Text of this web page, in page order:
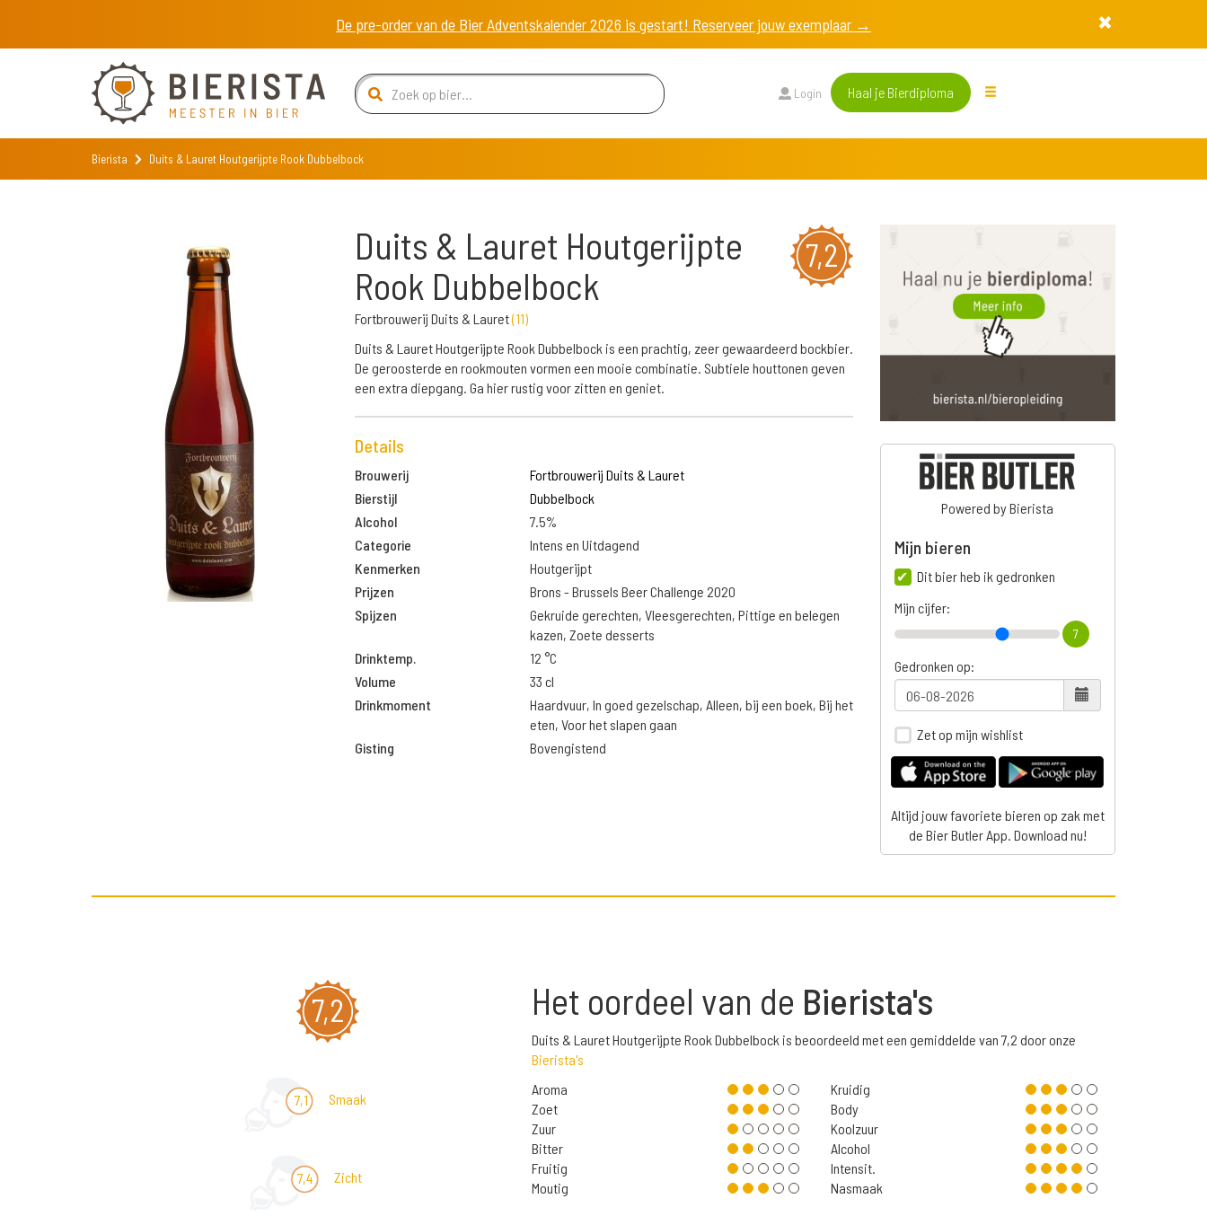
De pre-order van de Bier Adventskalender 2026 is gestart! Reserveer jouw exemplaar →
Login Haal je Bierdiploma
Bierista Duits & Lauret Houtgerijpte Rook Dubbelbock
7,2
Duits & Lauret Houtgerijpte
Rook Dubbelbock
Fortbrouwerij Duits & Lauret(11)
Duits & Lauret Houtgerijpte Rook Dubbelbock is een prachtig, zeer gewaardeerd bockbier.
De geroosterde en rookmouten vormen een mooie combinatie. Subtiele houttonen geven
een extra diepgang. Ga hier rustig voor zitten en geniet.
Details
Brouwerij
Fortbrouwerij Duits & Lauret
Bierstijl
Dubbelbock
Alcohol
7.5%
Categorie
Intens en Uitdagend
Kenmerken
Houtgerijpt
Prijzen
Brons - Brussels Beer Challenge 2020
Spijzen
Gekruide gerechten, Vleesgerechten, Pittige en belegen
kazen, Zoete desserts
Drinktemp.
12 °C
Volume
33 cl
Drinkmoment
Haardvuur, In goed gezelschap, Alleen, bij een boek, Bij het
eten, Voor het slapen gaan
Gisting
Bovengistend
Powered by Bierista
Mijn bieren
Dit bier heb ik gedronken
Mijn cijfer:
7
Gedronken op:
Zet op mijn wishlist
Altijd jouw favoriete bieren op zak met
de Bier Butler App. Download nu!
7,2
7,1 Smaak
7,4 Zicht
Het oordeel van de Bierista's
Duits & Lauret Houtgerijpte Rook Dubbelbock is beoordeeld met een gemiddelde van 7,2 door onze
Bierista's
Aroma
Zoet
Zuur
Bitter
Fruitig
Moutig
Kruidig
Body
Koolzuur
Alcohol
Intensit.
Nasmaak